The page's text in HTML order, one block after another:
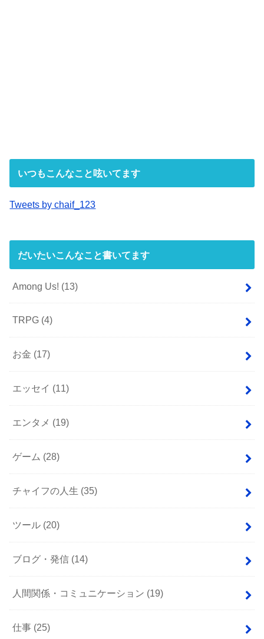
いつもこんなこと呟いてます
Tweets by chaif_123
だいたいこんなこと書いてます
Among Us! (13)
TRPG (4)
お金 (17)
エッセイ (11)
エンタメ (19)
ゲーム (28)
チャイフの人生 (35)
ツール (20)
ブログ・発信 (14)
人間関係・コミュニケーション (19)
仕事 (25)